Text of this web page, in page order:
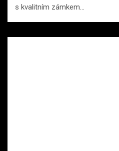
s kvalitním zámkem…